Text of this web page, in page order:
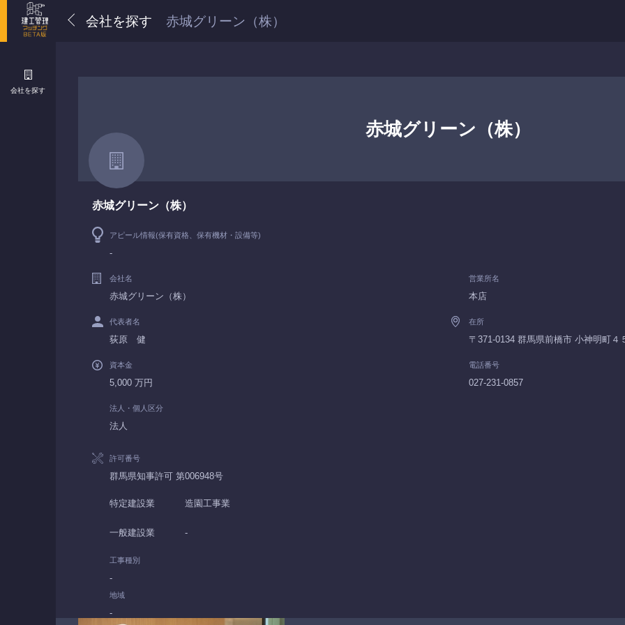
会社を探す 赤城グリーン（株）
赤城グリーン（株）
赤城グリーン（株）
アピール情報(保有資格、保有機材・設備等)
-
会社名
赤城グリーン（株）
代表者名
荻原 健
資本金
5,000 万円
法人・個人区分
法人
営業所名
本店
在所
〒371-0134 群馬県前橋市 小神明町４
電話番号
027-231-0857
許可番号
群馬県知事許可 第006948号
特定建設業 造園工事業
一般建設業 -
工事種別
-
地域
-
会社を探す